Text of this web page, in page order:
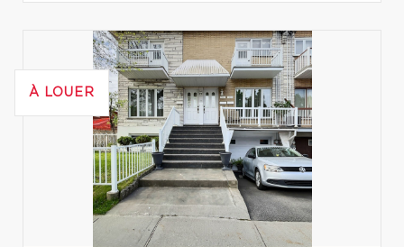
À LOUER